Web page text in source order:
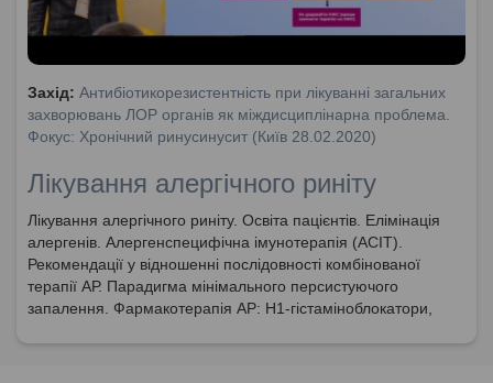
Захід: Антибіотикорезистентність при лікуванні загальних
захворювань ЛОР органів як міждисциплінарна проблема.
Фокус: Хронічний ринусинусит (Київ 28.02.2020)
Лікування алергічного риніту
Лікування алергічного риніту. Освіта пацієнтів. Елімінація
алергенів. Алергенспецифічна імунотерапія (АСІТ).
Рекомендації у відношенні послідовності комбінованої
терапії АР. Парадигма мінімального персистуючого
запалення. Фармакотерапія АР: Н1-гістаміноблокатори,